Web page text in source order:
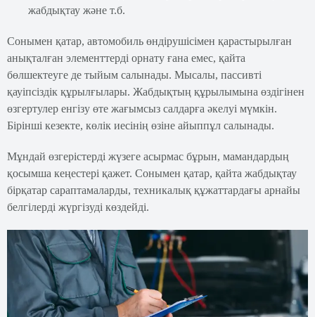
жабдықтау және т.б.
Сонымен қатар, автомобиль өндірушісімен қарастырылған
анықталған элементтерді орнату ғана емес, қайта
бөлшектеуге де тыйым салынады. Мысалы, пассивті
қауіпсіздік құрылғылары. Жабдықтың құрылымына өздігінен
өзгертулер енгізу өте жағымсыз салдарға әкелуі мүмкін.
Бірінші кезекте, көлік иесінің өзіне айыппұл салынады.
Мұндай өзгерістерді жүзеге асырмас бұрын, мамандардың
қосымша кеңестері қажет. Сонымен қатар, қайта жабдықтау
бірқатар сараптамаларды, техникалық құжаттардағы арнайы
белгілерді жүргізуді көздейді.